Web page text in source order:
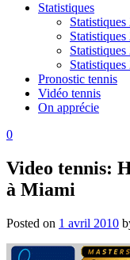
Statistiques
Statistiques
Statistiques
Statistiques
Statistiques
Pronostic tennis
Vidéo tennis
On apprécie
0
Video tennis:
à Miami
Posted on 1 avril 2010